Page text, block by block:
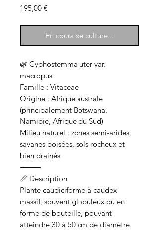
195,00 €Prix
En cours de culture...
🌿 Cyphostemma uter var.
macropus
Famille : Vitaceae
Origine : Afrique australe
(principalement Botswana,
Namibie, Afrique du Sud)
Milieu naturel : zones semi-arides,
savanes boisées, sols rocheux et
bien drainés
⸻
📏 Description
Plante caudiciforme à caudex
massif, souvent globuleux ou en
forme de bouteille, pouvant
atteindre 30 à 50 cm de diamètre.